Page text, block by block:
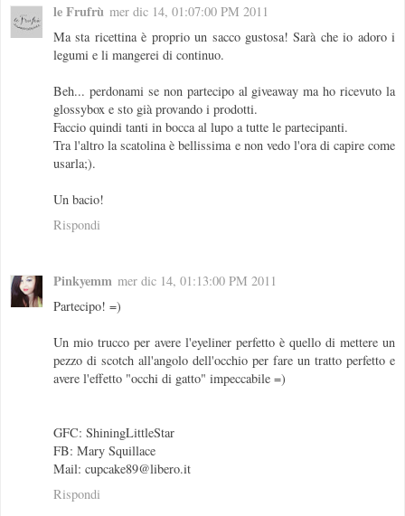
le Frufrù mer dic 14, 01:07:00 PM 2011
Ma sta ricettina è proprio un sacco gustosa! Sarà che io adoro i
legumi e li mangerei di continuo.
Beh... perdonami se non partecipo al giveaway ma ho ricevuto la
glossybox e sto già provando i prodotti.
Faccio quindi tanti in bocca al lupo a tutte le partecipanti.
Tra l'altro la scatolina è bellissima e non vedo l'ora di capire come
usarla;).
Un bacio!
Rispondi
Pinkyemm mer dic 14, 01:13:00 PM 2011
Partecipo! =)
Un mio trucco per avere l'eyeliner perfetto è quello di mettere un
pezzo di scotch all'angolo dell'occhio per fare un tratto perfetto e
avere l'effetto "occhi di gatto" impeccabile =)
GFC: ShiningLittleStar
FB: Mary Squillace
Mail: cupcake89@libero.it
Rispondi